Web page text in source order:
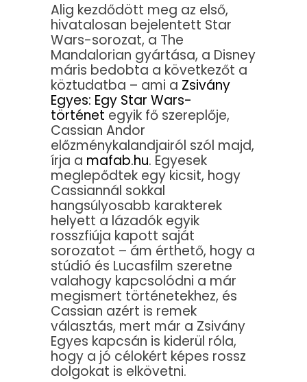
Alig kezdődött meg az első,
hivatalosan bejelentett Star
Wars-sorozat, a The
Mandalorian gyártása, a Disney
máris bedobta a következőt a
köztudatba – ami a Zsivány
Egyes: Egy Star Wars-
történet egyik fő szereplője,
Cassian Andor
előzménykalandjairól szól majd,
írja a mafab.hu. Egyesek
meglepődtek egy kicsit, hogy
Cassiannál sokkal
hangsúlyosabb karakterek
helyett a lázadók egyik
rosszfiúja kapott saját
sorozatot – ám érthető, hogy a
stúdió és Lucasfilm szeretne
valahogy kapcsolódni a már
megismert történetekhez, és
Cassian azért is remek
választás, mert már a Zsivány
Egyes kapcsán is kiderül róla,
hogy a jó célokért képes rossz
dolgokat is elkövetni.